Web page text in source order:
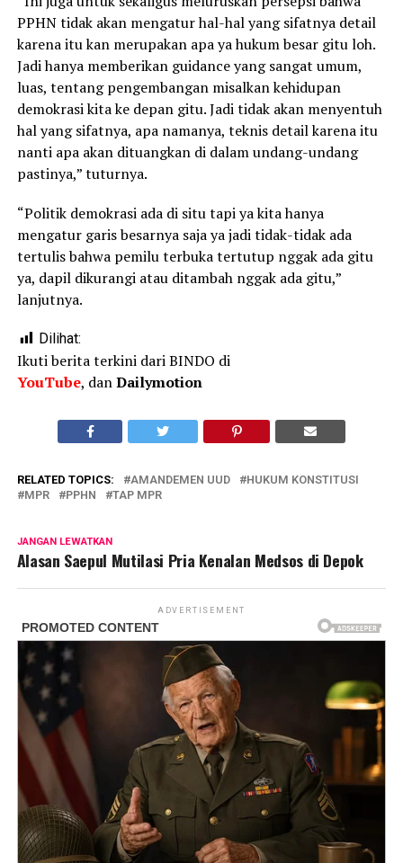
PPHN tidak akan mengatur hal-hal yang sifatnya detail
karena itu kan merupakan apa ya hukum besar gitu loh.
Jadi hanya memberikan guidance yang sangat umum,
luas, tentang pengembangan misalkan kehidupan
demokrasi kita ke depan gitu. Jadi tidak akan menyentuh
hal yang sifatnya, apa namanya, teknis detail karena itu
nanti apa akan dituangkan di dalam undang-undang
pastinya,” tuturnya.
“Politik demokrasi ada di situ tapi ya kita hanya
mengatur garis besarnya saja ya jadi tidak-tidak ada
tertulis bahwa pemilu terbuka tertutup nggak ada gitu
ya, dapil dikurangi atau ditambah nggak ada gitu,”
lanjutnya.
Dilihat:
Ikuti berita terkini dari BINDO di
YouTube, danDailymotion
RELATED TOPICS: AMANDEMEN UUD
HUKUM KONSTITUSI
MPR
PPHN TAP MPR
JANGAN LEWATKAN
Alasan Saepul Mutilasi Pria Kenalan Medsos di Depok
ADVERTISEMENT